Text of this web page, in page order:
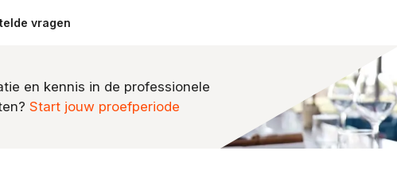
vragen
en kennis in de professionele
Start jouw proefperiode